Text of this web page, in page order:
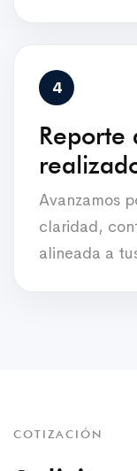
Reporte
Avanzamos
claridad,
alineada a
COTIZACIÓN